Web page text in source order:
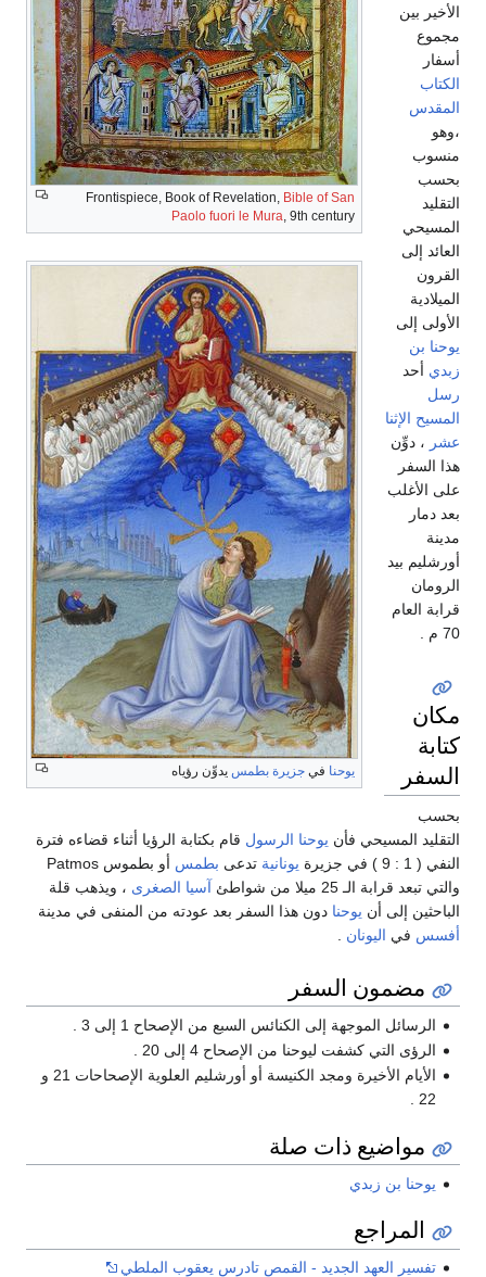
Frontispiece, Book of Revelation, Bible of San
Paolo fuori le Mura , 9th century
يوحنا في جزيرة بطمس يدوِّن رؤياه
الأخير بين
مجموع
أسفار
الكتاب
المقدس
،وهو
منسوب
بحسب
التقليد
المسيحي
العائد إلى
القرون
الميلادية
الأولى إلى
يوحنا بن
زبدي أحد
رسل
المسيح الإثنا
عشر ، دوِّن
هذا السفر
على الأغلب
بعد دمار
مدينة
أورشليم بيد
الرومان
قرابة العام
70 م .
مكان
كتابة
السفر
بحسب
التقليد المسيحي فأن يوحنا الرسول قام بكتابة الرؤيا أثناء قضاءه فترة
النفي ( 1 : 9 ) في جزيرة
يونانية تدعى بطمس
أو بطموس Patmos
والتي تبعد قرابة الـ 25 ميلا من شواطئ
آسيا الصغرى ، ويذهب قلة
الباحثين إلى أن يوحنا دون هذا السفر بعد عودته من المنفى في مدينة
أفسس في اليونان
مضمون السفر
الرسائل الموجهة إلى الكنائس السبع من الإصحاح 1 إلى 3 .
الرؤى التي كشفت ليوحنا من الإصحاح 4 إلى 20 .
الأيام الأخيرة ومجد الكنيسة أو أورشليم العلوية الإصحاحات 21 و
22 .
مواضيع ذات صلة
يوحنا بن زبدي
المراجع
تفسير العهد الجديد - القمص تادرس يعقوب الملطي